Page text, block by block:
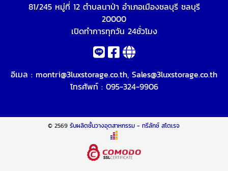
81/245 หมู่ที่ 12 ตำบลนาป่า อำเภอเมืองชลบุรี ชลบุรี
20000
เปิดทำการทุกวัน 24ชั่วโมง
อีเมล : montri@3luxstorage.co.th, Sales@3luxstorage.co.th
โทรศัพท์ : 095-324-9906
© 2569รับผลิตชั้นวางอุตสาหกรรม - ทรีลักซ์ สโตเรจ